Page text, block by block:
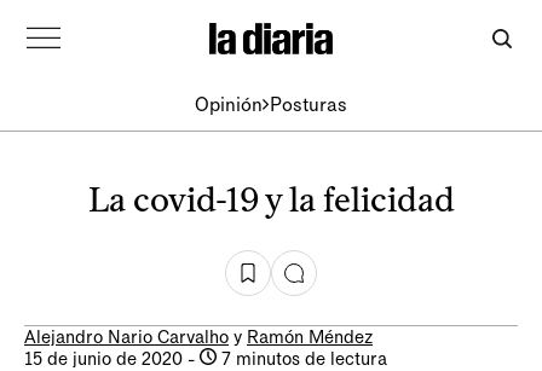
Opinión Posturas
La covid-19 y la felicidad
Alejandro Nario Carvalho y Ramón Méndez
15 de junio de 2020 - 7 minutos de lectura